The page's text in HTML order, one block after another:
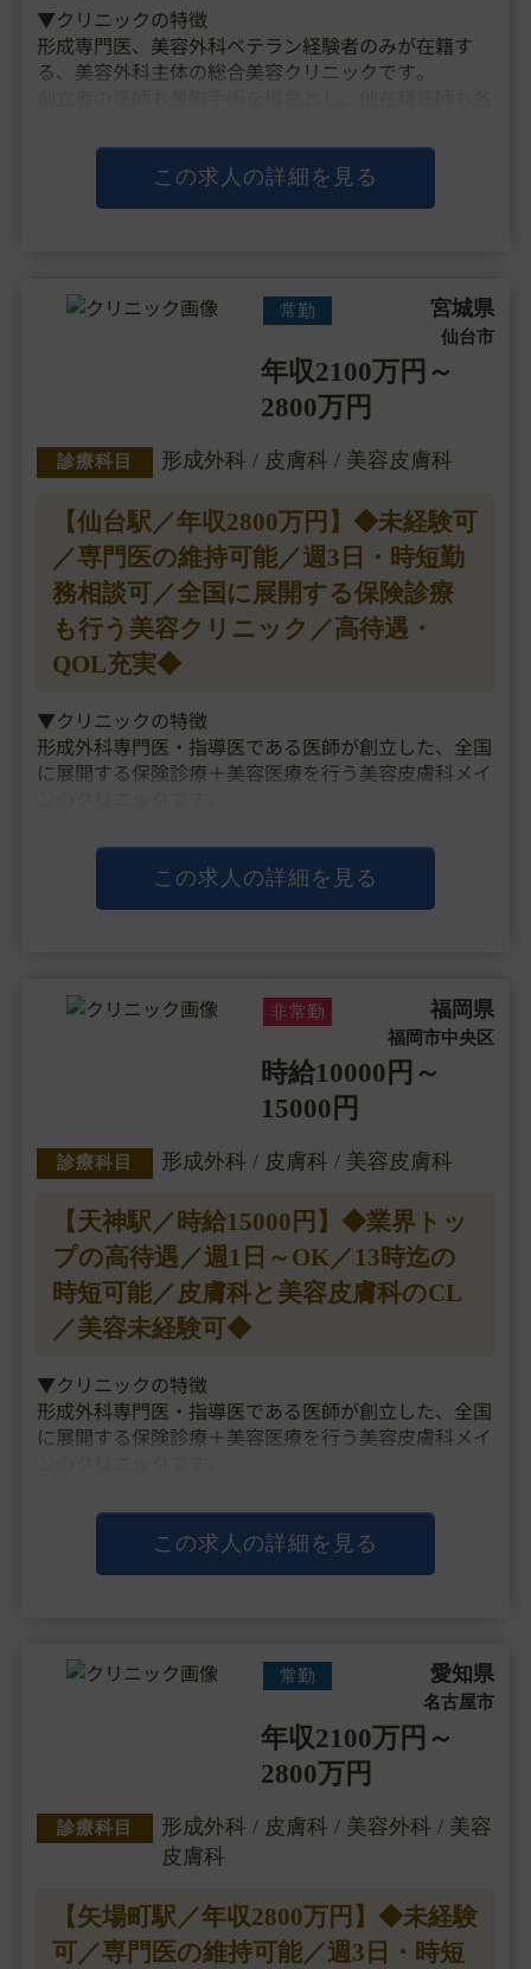
▼クリニックの特徴
形成専門医、美容外科ベテラン経験者のみが在籍す
る、美容外科主体の総合美容クリニックです。
ため、その技術力の高さと医師の実力に定評がありま
鼻形成、骨切り、豊胸など高侵襲のオペが人気
この求人の詳細を見る
常勤 宮城県
仙台市
年収2100万円～
2800万円
診療科目 形成外科 / 皮膚科 / 美容皮膚科
【仙台駅／年収2800万円】◆未経験可
／専門医の維持可能／週3日・時短勤
務相談可／全国に展開する保険診療
も行う美容クリニック／高待遇・
QOL充実◆
▼クリニックの特徴
形成外科専門医・指導医である医師が創立した、全国
に展開する保険診療＋美容医療を行う美容皮膚科メイ
いやすい価格設定や保険の看板も構えたクリニックづ
くりを行い、都内だと3時間待ちも起きるような勢い
のある人気クリニックと・・・
この求人の詳細を見る
非常勤 福岡県
福岡市中央区
時給10000円～
15000円
診療科目 形成外科 / 皮膚科 / 美容皮膚科
【天神駅／時給15000円】◆業界トッ
プの高待遇／週1日～OK／13時迄の
時短可能／皮膚科と美容皮膚科のCL
／美容未経験可◆
▼クリニックの特徴
形成外科専門医・指導医である医師が創立した、全国
に展開する保険診療＋美容医療を行う美容皮膚科メイ
いやすい価格設定や保険の看板も構えたクリニックづ
くりを行い、都内だと3時間待ちも起きるような勢い
のある人気クリニックと・・・
この求人の詳細を見る
常勤 愛知県
名古屋市
年収2100万円～
2800万円
診療科目
形成外科 / 皮膚科 / 美容外科 / 美容
皮膚科
【矢場町駅／年収2800万円】◆未経験
可／専門医の維持可能／週3日・時短